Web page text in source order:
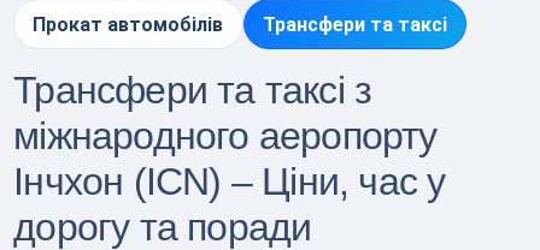
Прокат автомобілів Трансфери та таксі
Трансфери та таксі з
міжнародного аеропорту
Інчхон (ICN) – Ціни, час у
дорогу та поради